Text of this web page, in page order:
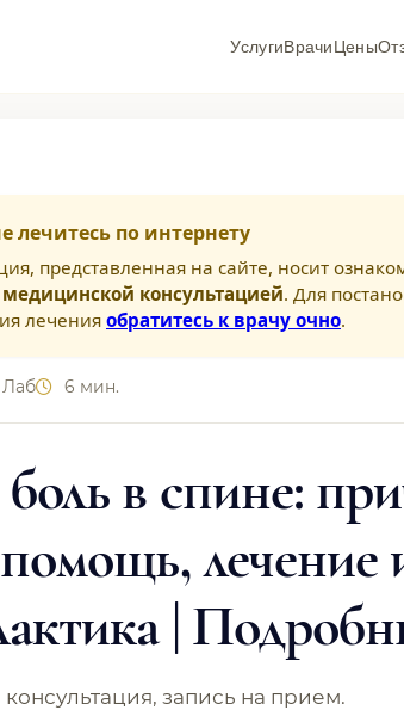
УслугиВрачиЦены
лечитесь по интернету
представленная на сайте, носит
медицинской консультацией. Для
лечения обратитесь к врачу очно.
6 мин.
в спине:
лечение
|
консультация, запись на прием.